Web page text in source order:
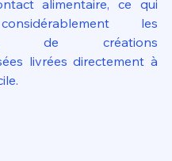
alimentaire, ce qui
les
de créations
livrées directement à